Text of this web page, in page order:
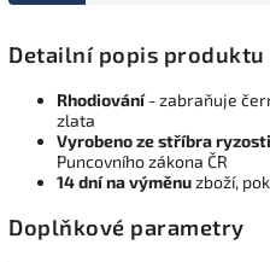
Detailní popis produktu
Rhodiování- zabraňuje
zlata
Vyrobeno ze stříbra
Puncovního zákona ČR
14 dní na výměnuzboží,
Doplňkové parametry